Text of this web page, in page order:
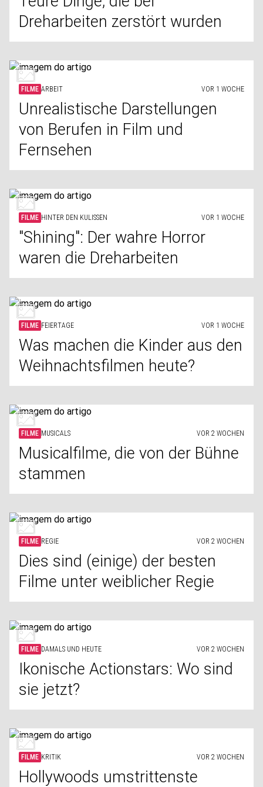
Dreharbeiten zerstört wurden
FILME ARBEIT VOR 1 WOCHE
Unrealistische Darstellungen
von Berufen in Film und
Fernsehen
FILME HINTER DEN KULISSEN VOR 1 WOCHE
"Shining": Der wahre Horror
waren die Dreharbeiten
FILME FEIERTAGE VOR 1 WOCHE
Was machen die Kinder aus den
Weihnachtsfilmen heute?
FILME MUSICALS VOR 2 WOCHEN
Musicalfilme, die von der Bühne
stammen
FILME REGIE VOR 2 WOCHEN
Dies sind (einige) der besten
Filme unter weiblicher Regie
FILME DAMALS UND HEUTE VOR 2 WOCHEN
Ikonische Actionstars: Wo sind
sie jetzt?
FILME KRITIK VOR 2 WOCHEN
Hollywoods umstrittenste